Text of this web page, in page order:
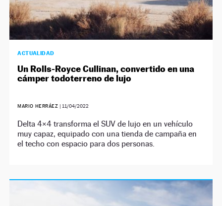
ACTUALIDAD
Un Rolls-Royce Cullinan, convertido en una
cámper todoterreno de lujo
MARIO HERRÁEZ | 11/04/2022
Delta 4×4 transforma el SUV de lujo en un vehículo
muy capaz, equipado con una tienda de campaña en
el techo con espacio para dos personas.